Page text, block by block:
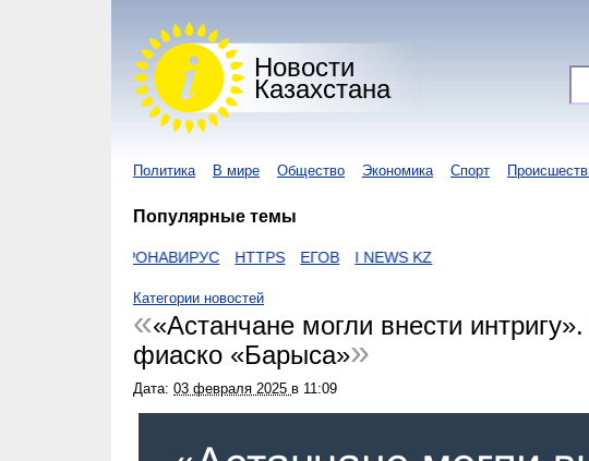
Новости
Казахстана
Политика В мире Общество Экономика Спорт
Популярные темы
КОРОНАВИРУС HTTPS ЕГОВ I NEWS KZ
Категории новостей
«Астанчане могли внести
фиаско «Барыса»
Дата: 03 февраля 2025 в 11:09